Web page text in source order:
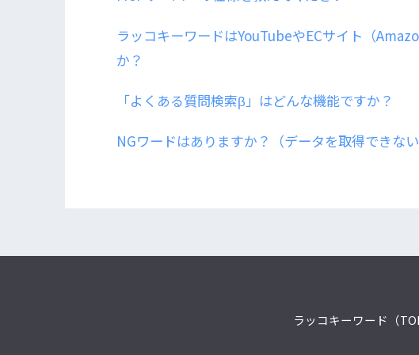
ラッコキーワードはYouTubeやECサイト（
か？
「よくある質問検索β」はどんな機能ですか？
NGワードはありますか？（データを取得できない
ラッコキーワード（